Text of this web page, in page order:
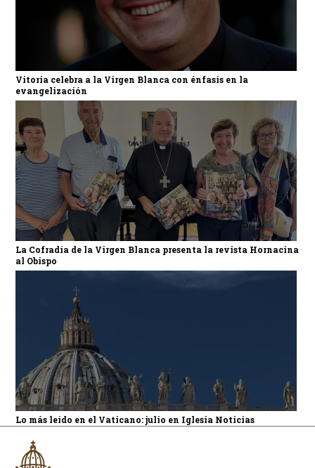
Vitoria celebra a la Virgen Blanca con énfasis en la
evangelización
La Cofradía de la Virgen Blanca presenta la revista Hornacina
al Obispo
Lo más leído en el Vaticano: julio en Iglesia Noticias